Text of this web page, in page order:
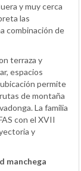
y muy cerca
las
combinación de
terraza y
espacios
permite
de montaña
La familia
con el XVII
y
manchega